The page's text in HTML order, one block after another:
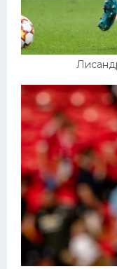
Велогонки
Конькобежный
Тренажеры
Интерьер